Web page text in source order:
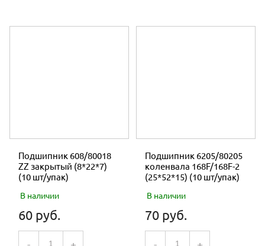
МУФТЫ СЦЕПЛЕНИЯ
НА ПРИЦЕП
РЕМНИ
СВЕЧИ
Подшипник 608/80018
ZZ закрытый (8*22*7)
(10 шт/упак)
В наличии
60 руб.
Подшипник 6205/80205
коленвала 168F/168F-2
(25*52*15) (10 шт/упак)
В наличии
70 руб.